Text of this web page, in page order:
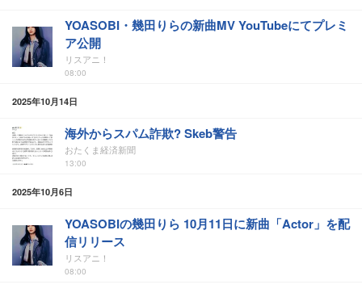
YOASOBI・幾田りらの新曲MV YouTubeにてプレミ
ア公開
リスアニ！
08:00
2025年10月14日
海外からスパム詐欺? Skeb警告
おたくま経済新聞
13:00
2025年10月6日
YOASOBIの幾田りら 10月11日に新曲「Actor」を配
信リリース
リスアニ！
08:00